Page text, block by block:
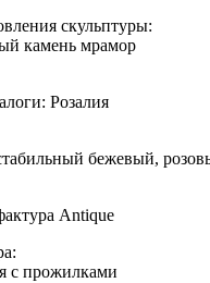
скульптуры:
камень мрамор
Розалия
бежевый,
Antique
с прожилками